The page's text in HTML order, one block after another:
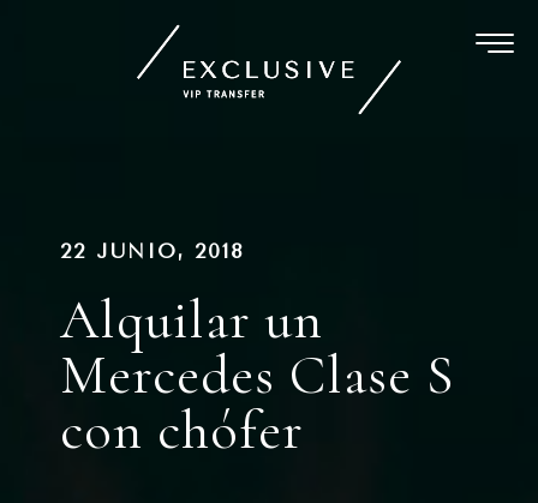
22 JUNIO, 2018
Alquilar un
Mercedes Clase S
con chófer
Navegación
entradas